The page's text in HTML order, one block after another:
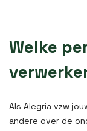
Welke
Als Alegria vzw
andere over de